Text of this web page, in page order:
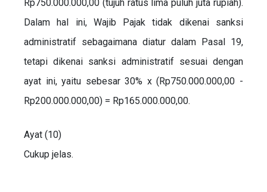
Rp750.000.000,00 (tujuh ratus lima puluh juta rupiah).
Dalam hal ini, Wajib Pajak tidak dikenai sanksi
administratif sebagaimana diatur dalam Pasal 19,
tetapi dikenai sanksi administratif sesuai dengan
ayat ini, yaitu sebesar 30% x (Rp750.000.000,00 -
Rp200.000.000,00) = Rp165.000.000,00.
Ayat (10)
Cukup jelas.